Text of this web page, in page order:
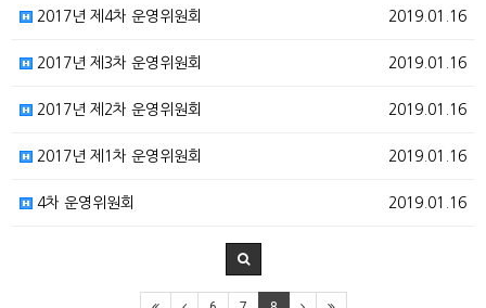
2019.01.16
2017년 제4차 운영위원회
2019.01.16
2017년 제3차 운영위원회
2019.01.16
2017년 제2차 운영위원회
2019.01.16
2017년 제1차 운영위원회
2019.01.16
4차 운영위원회